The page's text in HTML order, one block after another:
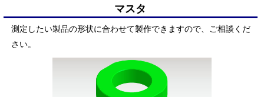
マスタ
測定したい製品の形状に合わせて製作できますので、ご相談くだ
さい。